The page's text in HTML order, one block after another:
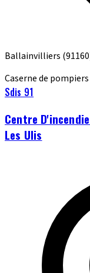
Ballainvilliers
Caserne de pompiers
Sdis 91
Centre
Les Ulis